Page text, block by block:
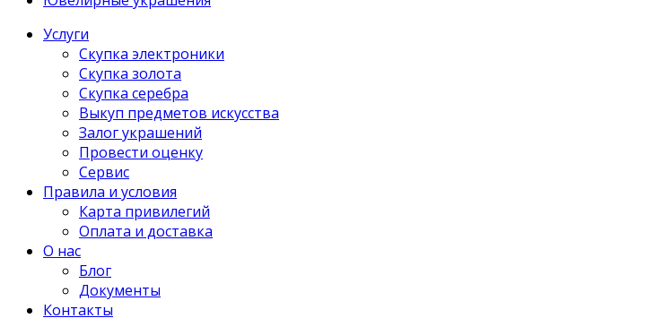
Услуги
Скупка электроники
Скупка золота
Скупка серебра
Выкуп предметов искусства
Залог украшений
Провести оценку
Сервис
Правила и условия
Карта привилегий
Оплата и доставка
О нас
Блог
Документы
Контакты